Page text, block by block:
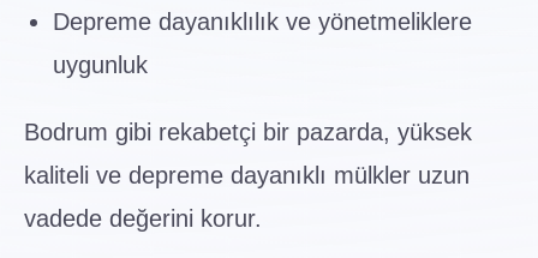
Depreme dayanıklılık ve yönetmeliklere
uygunluk
Bodrum gibi rekabetçi bir pazarda, yüksek
kaliteli ve depreme dayanıklı mülkler uzun
vadede değerini korur.